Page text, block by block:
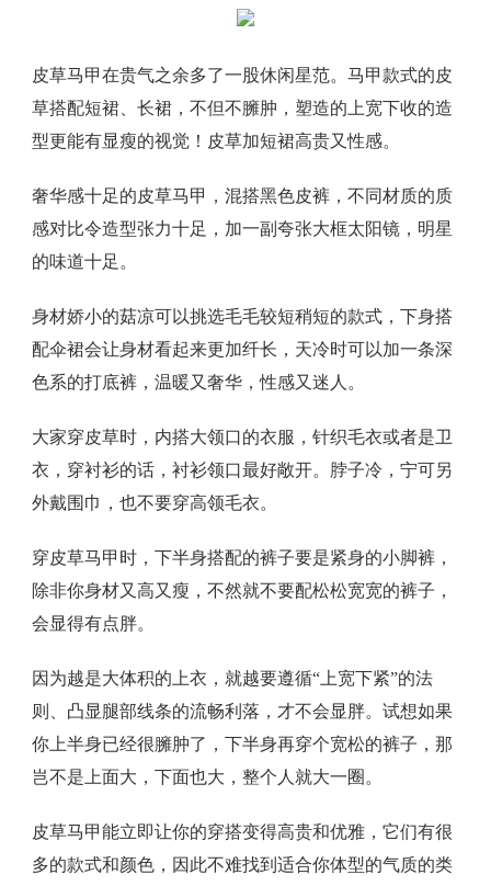
皮草马甲在贵气之余多了一股休闲星范。马甲款式的皮
草搭配短裙、长裙，不但不臃肿，塑造的上宽下收的造
型更能有显瘦的视觉！皮草加短裙高贵又性感。
奢华感十足的皮草马甲，混搭黑色皮裤，不同材质的质
感对比令造型张力十足，加一副夸张大框太阳镜，明星
的味道十足。
身材娇小的菇凉可以挑选毛毛较短稍短的款式，下身搭
配伞裙会让身材看起来更加纤长，天冷时可以加一条深
色系的打底裤，温暖又奢华，性感又迷人。
大家穿皮草时，内搭大领口的衣服，针织毛衣或者是卫
衣，穿衬衫的话，衬衫领口最好敞开。脖子冷，宁可另
外戴围巾，也不要穿高领毛衣。
穿皮草马甲时，下半身搭配的裤子要是紧身的小脚裤，
除非你身材又高又瘦，不然就不要配松松宽宽的裤子，
会显得有点胖。
因为越是大体积的上衣，就越要遵循“上宽下紧”的法
则、凸显腿部线条的流畅利落，才不会显胖。试想如果
你上半身已经很臃肿了，下半身再穿个宽松的裤子，那
岂不是上面大，下面也大，整个人就大一圈。
皮草马甲能立即让你的穿搭变得高贵和优雅，它们有很
多的款式和颜色，因此不难找到适合你体型的气质的类